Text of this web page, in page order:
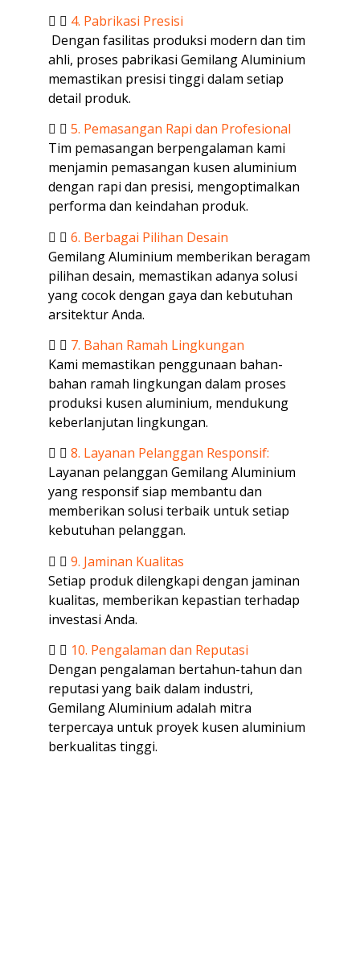
4. Pabrikasi Presisi
Dengan fasilitas produksi modern dan tim
ahli, proses pabrikasi Gemilang Aluminium
memastikan presisi tinggi dalam setiap
detail produk.
5. Pemasangan Rapi dan Profesional
Tim pemasangan berpengalaman kami
menjamin pemasangan kusen aluminium
dengan rapi dan presisi, mengoptimalkan
performa dan keindahan produk.
6. Berbagai Pilihan Desain
Gemilang Aluminium memberikan beragam
pilihan desain, memastikan adanya solusi
yang cocok dengan gaya dan kebutuhan
arsitektur Anda.
7. Bahan Ramah Lingkungan
Kami memastikan penggunaan bahan-
bahan ramah lingkungan dalam proses
produksi kusen aluminium, mendukung
keberlanjutan lingkungan.
8. Layanan Pelanggan Responsif:
Layanan pelanggan Gemilang Aluminium
yang responsif siap membantu dan
memberikan solusi terbaik untuk setiap
kebutuhan pelanggan.
9. Jaminan Kualitas
Setiap produk dilengkapi dengan jaminan
kualitas, memberikan kepastian terhadap
investasi Anda.
10. Pengalaman dan Reputasi
Dengan pengalaman bertahun-tahun dan
reputasi yang baik dalam industri,
Gemilang Aluminium adalah mitra
terpercaya untuk proyek kusen aluminium
berkualitas tinggi.